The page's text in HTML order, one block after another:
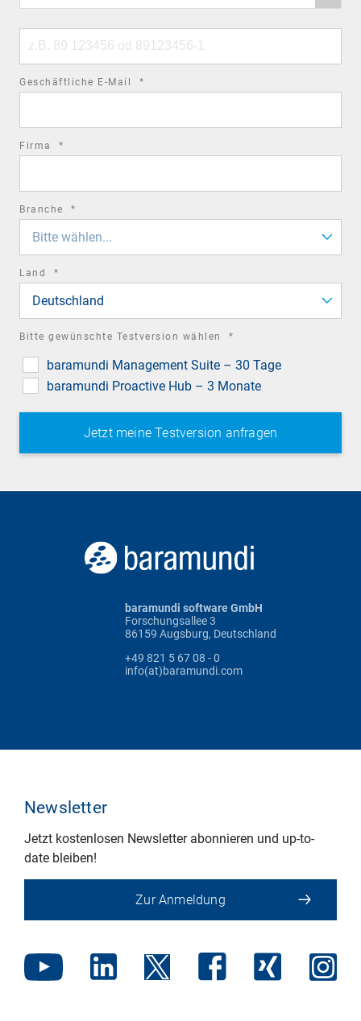
code
number
Geschäftliche E-Mail *
Firma *
Branche *
Bitte wählen...
Land *
Deutschland
Bitte gewünschte Testversion wählen *
baramundi Management Suite – 30 Tage
baramundi Proactive Hub – 3 Monate
baramundi software GmbH
Forschungsallee 3
86159 Augsburg, Deutschland
+49 821 5 67 08 - 0
info(at)baramundi.com
Newsletter
Jetzt kostenlosen Newsletter abonnieren und up-to-
date bleiben!
Zur Anmeldung